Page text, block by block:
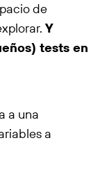
de
Y
tests en
a una
a